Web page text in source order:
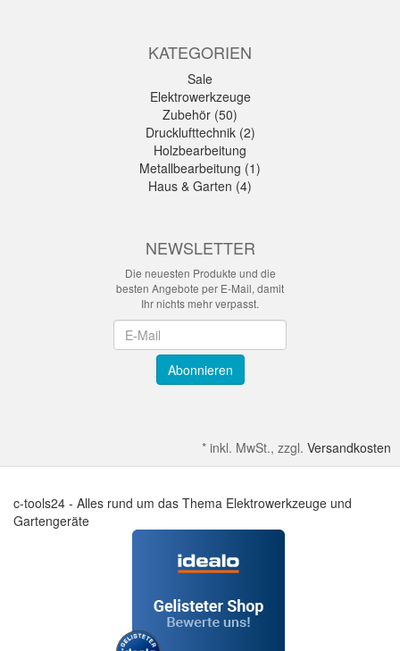
KATEGORIEN
Sale
Elektrowerkzeuge
Zubehör (50)
Drucklufttechnik (2)
Holzbearbeitung
Metallbearbeitung (1)
Haus & Garten (4)
NEWSLETTER
Die neuesten Produkte und die
besten Angebote per E-Mail, damit
Ihr nichts mehr verpasst.
Abonnieren
* inkl. MwSt., zzgl. Versandkosten
c-tools24 - Alles rund um das Thema Elektrowerkzeuge und
Gartengeräte